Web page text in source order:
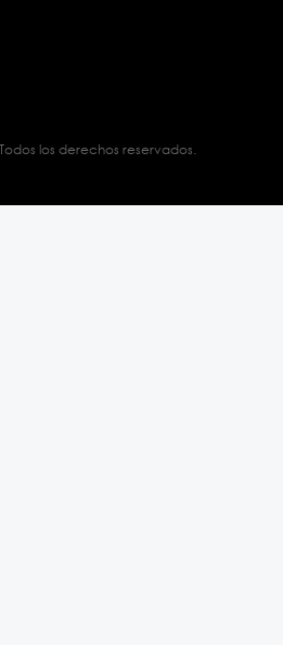
los derechos reservados.